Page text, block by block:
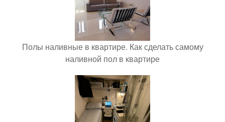
Полы наливные в квартире. Как сделать самому
наливной пол в квартире